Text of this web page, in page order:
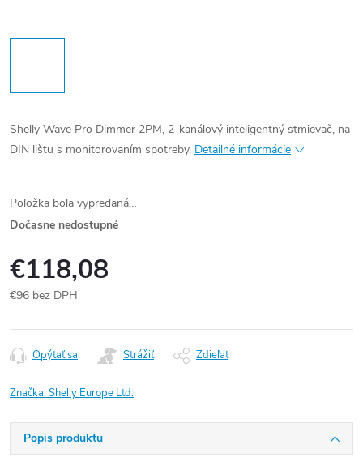
Shelly Wave Pro Dimmer 2PM, 2-kanálový inteligentný stmievač, na
DIN lištu s monitorovaním spotreby. Detailné informácie
Položka bola vypredaná…
Dočasne nedostupné
€118,08
€96 bez DPH
cena:
Opýtať sa Strážiť Zdieľať
Značka:Shelly Europe Ltd.
Popis produktu